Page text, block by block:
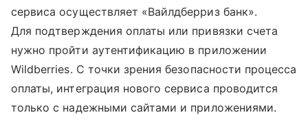
сервиса осуществляет «Вайлдберриз банк».
Для подтверждения оплаты или привязки счета
нужно пройти аутентификацию в приложении
Wildberries. С точки зрения безопасности процесса
оплаты, интеграция нового сервиса проводится
только с надежными сайтами и приложениями.